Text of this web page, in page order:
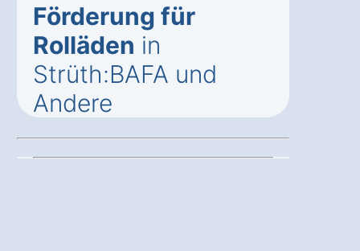
Förderung für
Rolläden in
Strüth:BAFA und
Andere